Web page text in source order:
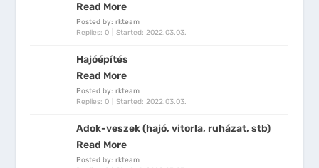
Read More
Posted by: rkteam
Replies: 0
Started:2022.03.03.
Hajóépítés
Read More
Posted by: rkteam
Replies: 0
Started:2022.03.03.
Adok-veszek (hajó, vitorla, ruházat, stb)
Read More
Posted by: rkteam